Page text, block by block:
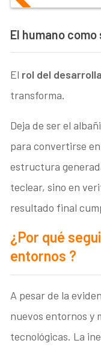
El humano
El rol del
transforma.
Deja de ser el
para convertirse
estructura
teclear, sino en
resultado final
¿Por qué
entornos ?
A pesar de la
nuevos entornos y
tecnológicas. La